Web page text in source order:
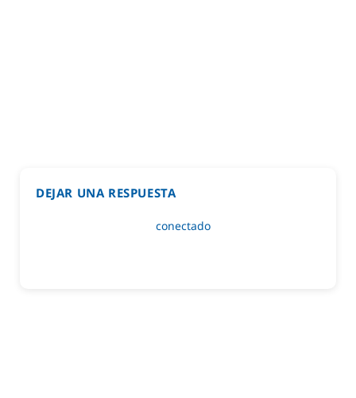
DEJAR UNA RESPUESTA
conectado